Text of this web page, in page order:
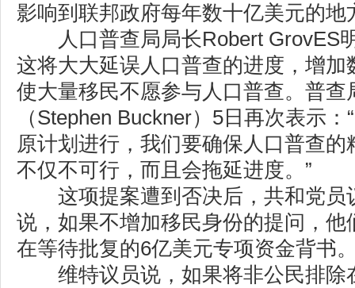
影响到联邦政府每年数十亿美元的地
人口普查局局长Robert GrovES
这将大大延误人口普查的进度，增
使大量移民不愿参与人口普查。普
（Stephen Buckner）5日再次表示
原计划进行，我们要确保人口普查
不仅不可行，而且会拖延进度。”
这项提案遭到否决后，共和党员
说，如果不增加移民身份的提问，
在等待批复的6亿美元专项资金背书
维特议员说，如果将非公民排除